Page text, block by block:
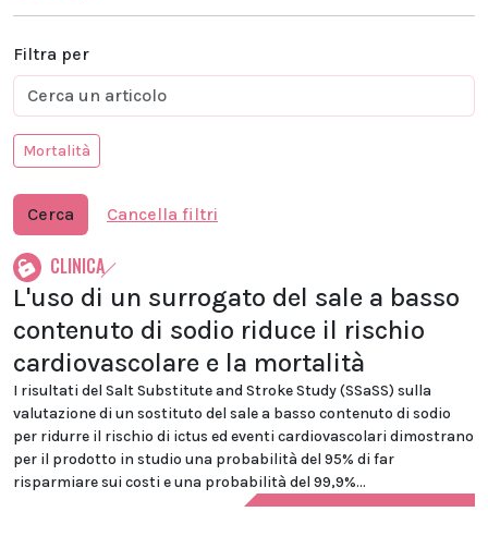
Filtra per
Mortalità
Cerca Cancella filtri
CLINICA
L'uso di un surrogato del sale a basso
contenuto di sodio riduce il rischio
cardiovascolare e la mortalità
I risultati del Salt Substitute and Stroke Study (SSaSS) sulla
valutazione di un sostituto del sale a basso contenuto di sodio
per ridurre il rischio di ictus ed eventi cardiovascolari dimostrano
per il prodotto in studio una probabilità del 95% di far
risparmiare sui costi e una probabilità del 99,9%...